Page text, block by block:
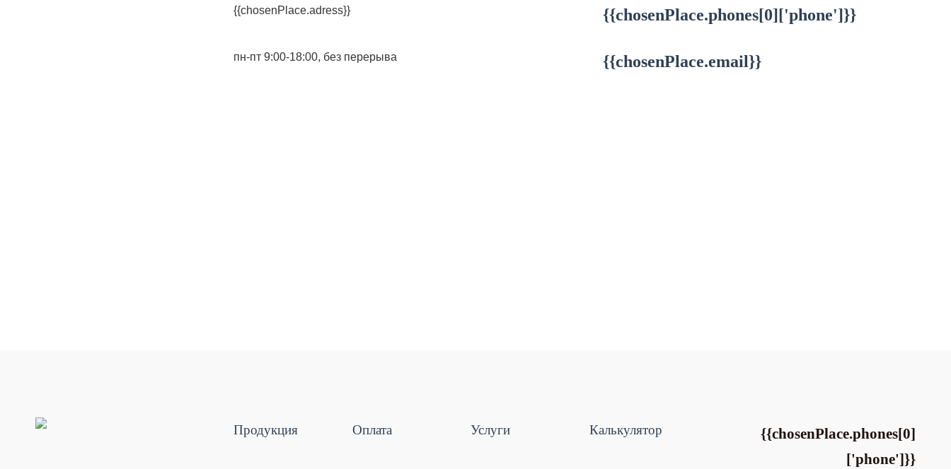
{{chosenPlace.phones[0]['phone']}}
{{chosenPlace.email}}
{{chosenPlace.adress}}
пн-пт 9:00-18:00, без перерыва
Продукция Оплата Услуги Калькулятор
{{chosenPlace.phones[0]
['phone']}}